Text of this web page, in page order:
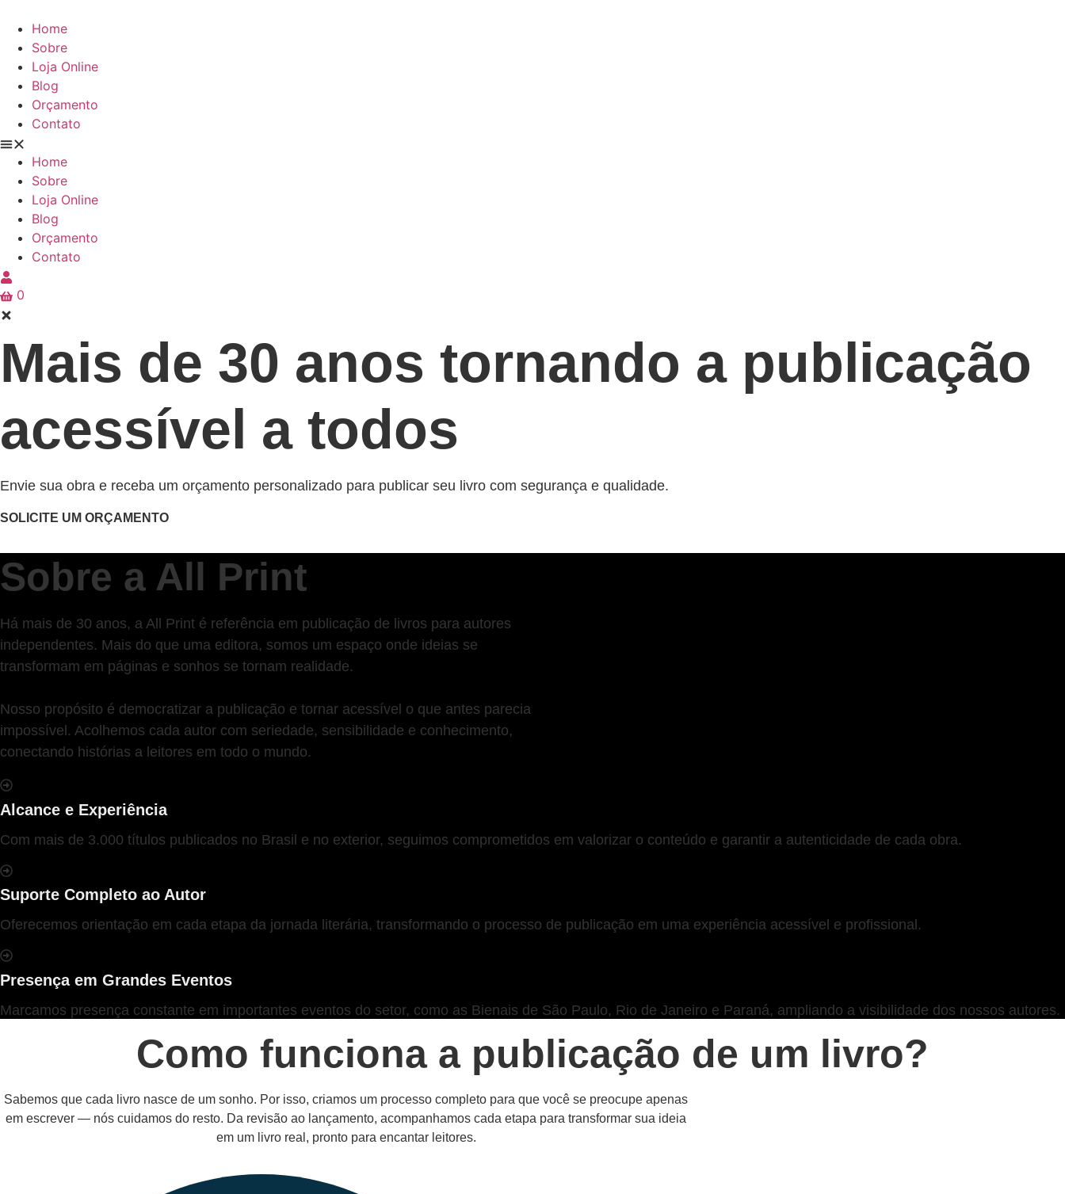
para
conteúdo
Home
Sobre
Loja Online
Blog
Orçamento
Contato
Home
Sobre
Loja Online
Blog
Orçamento
Contato
0
Mais de 30 anos tornando a publicação
acessível a todos
Envie sua obra e receba um orçamento personalizado para publicar seu livro com segurança e qualidade.
SOLICITE UM ORÇAMENTO
Sobre a All Print
Há mais de 30 anos, a All Print é referência em publicação de livros para autores
independentes. Mais do que uma editora, somos um espaço onde ideias se
transformam em páginas e sonhos se tornam realidade.
Nosso propósito é democratizar a publicação e tornar acessível o que antes parecia
impossível. Acolhemos cada autor com seriedade, sensibilidade e conhecimento,
conectando histórias a leitores em todo o mundo.
Alcance e Experiência
Com mais de 3.000 títulos publicados no Brasil e no exterior, seguimos comprometidos em valorizar o conteúdo e garantir a autenticidade de cada obra.
Suporte Completo ao Autor
Oferecemos orientação em cada etapa da jornada literária, transformando o processo de publicação em uma experiência acessível e profissional.
Presença em Grandes Eventos
Marcamos presença constante em importantes eventos do setor, como as Bienais de São Paulo, Rio de Janeiro e Paraná, ampliando a visibilidade dos nossos autores.
Como funciona a publicação de um livro?
Sabemos que cada livro nasce de um sonho. Por isso, criamos um processo completo para que você se preocupe apenas
em escrever — nós cuidamos do resto. Da revisão ao lançamento, acompanhamos cada etapa para transformar sua ideia
em um livro real, pronto para encantar leitores.